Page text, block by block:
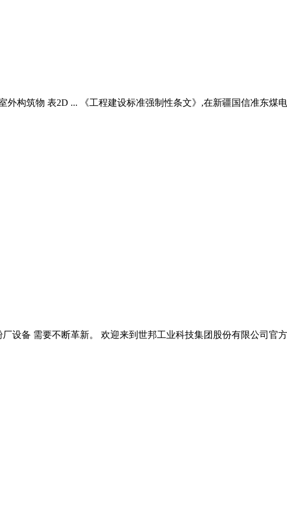
外构筑物 表2D ... 《工程建设标准强制性条文》,在新疆国信准东煤
设备 需要不断革新。 欢迎来到世邦工业科技集团股份有限公司官